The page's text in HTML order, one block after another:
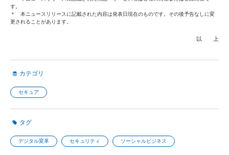
す。
＊ 本ニュースリリースに記載された内容は発表日現在のものです。その後予告なしに変
更されることがあります。
以 上
カテゴリ
セキュア
タグ
デジタル変革 セキュリティ ソーシャルビジネス